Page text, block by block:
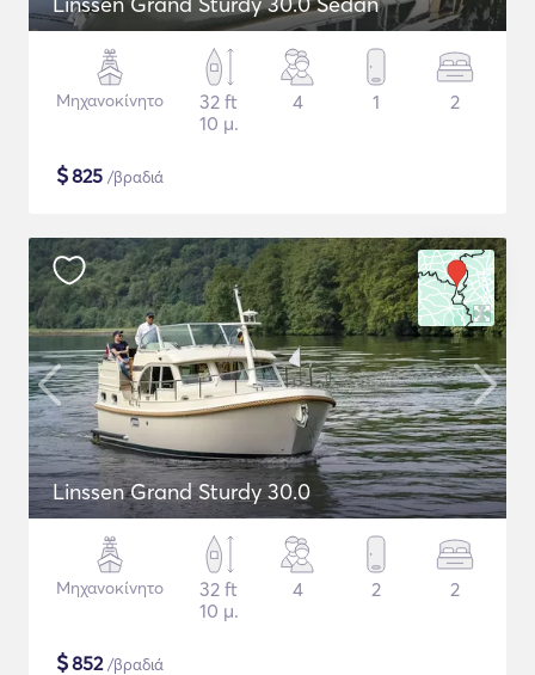
Μηχανοκίνητο
32 ft
10 μ.
4 1 2
$825 /βραδιά
Linssen Grand Sturdy 30.0
Μηχανοκίνητο
32 ft
10 μ.
4 2 2
$852/βραδιά